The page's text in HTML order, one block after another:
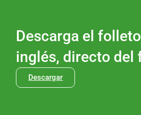
Descarga el
inglés, directo del
Descargar